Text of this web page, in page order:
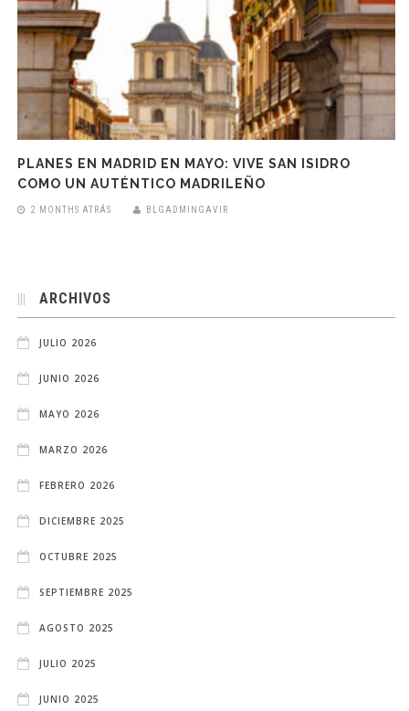
PLANES EN MADRID EN MAYO: VIVE SAN ISIDRO
COMO UN AUTÉNTICO MADRILEÑO
2 MONTHS ATRÁS BLGADMINGAVIR
ARCHIVOS
JULIO 2026
JUNIO 2026
MAYO 2026
MARZO 2026
FEBRERO 2026
DICIEMBRE 2025
OCTUBRE 2025
SEPTIEMBRE 2025
AGOSTO 2025
JULIO 2025
JUNIO 2025